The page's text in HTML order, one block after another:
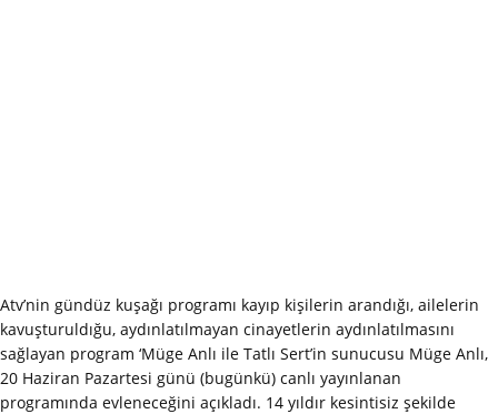
Atv’nin gündüz kuşağı programı kayıp kişilerin arandığı, ailelerin
kavuşturuldığu, aydınlatılmayan cinayetlerin aydınlatılmasını
sağlayan program ‘Müge Anlı ile Tatlı Sert’in sunucusu Müge Anlı,
20 Haziran Pazartesi günü (bugünkü) canlı yayınlanan
programında evleneceğini açıkladı. 14 yıldır kesintisiz şekilde